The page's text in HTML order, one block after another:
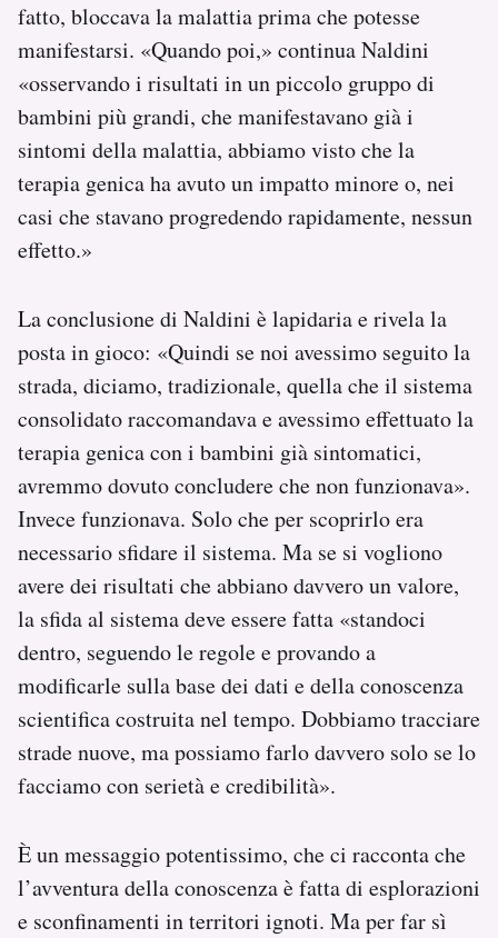
fatto, bloccava la malattia prima che potesse
manifestarsi. «Quando poi,» continua Naldini
«osservando i risultati in un piccolo gruppo di
bambini più grandi, che manifestavano già i
sintomi della malattia, abbiamo visto che la
terapia genica ha avuto un impatto minore o, nei
casi che stavano progredendo rapidamente, nessun
effetto.»
La conclusione di Naldini è lapidaria e rivela la
posta in gioco: «Quindi se noi avessimo seguito la
strada, diciamo, tradizionale, quella che il sistema
consolidato raccomandava e avessimo effettuato la
terapia genica con i bambini già sintomatici,
avremmo dovuto concludere che non funzionava».
Invece funzionava. Solo che per scoprirlo era
necessario sfidare il sistema. Ma se si vogliono
avere dei risultati che abbiano davvero un valore,
la sfida al sistema deve essere fatta «standoci
dentro, seguendo le regole e provando a
modificarle sulla base dei dati e della conoscenza
scientifica costruita nel tempo. Dobbiamo tracciare
strade nuove, ma possiamo farlo davvero solo se lo
facciamo con serietà e credibilità».
È un messaggio potentissimo, che ci racconta che
l’avventura della conoscenza è fatta di esplorazioni
e sconfinamenti in territori ignoti. Ma per far sì